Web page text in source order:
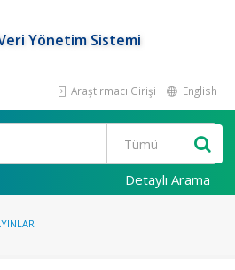
Yönetim Sistemi
Araştırmacı Girişi English
Detaylı Arama